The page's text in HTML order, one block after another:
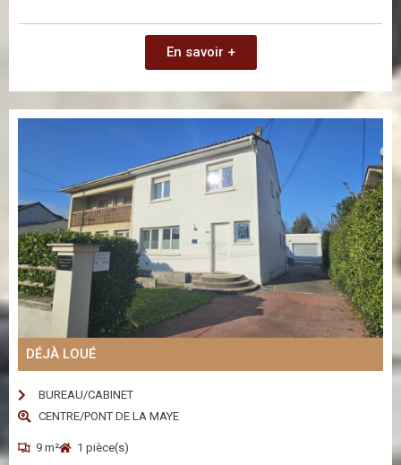
En savoir +
DÉJÀ LOUÉ
BUREAU/CABINET
CENTRE/PONT DE LA MAYE
9 m² 1 pièce(s)